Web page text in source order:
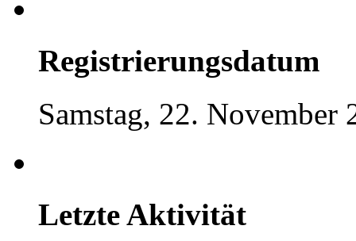
Registrierungsdatum
Samstag, 22. November
Letzte Aktivität